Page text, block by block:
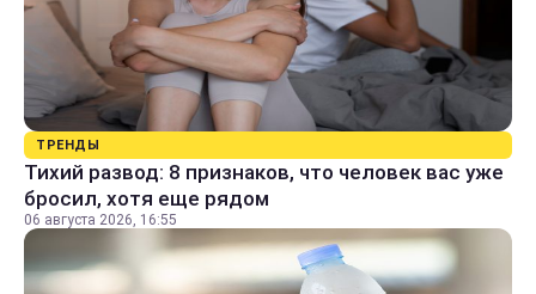
ТРЕНДЫ
Тихий развод: 8 признаков, что человек вас уже
бросил, хотя еще рядом
06 августа 2026, 16:55